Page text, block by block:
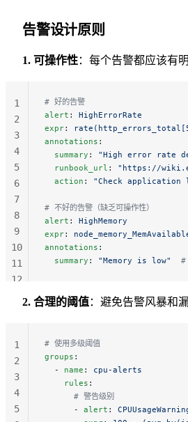
告警设计原则
1. 可操作性：每个告警都应该有
# 好的告警
alert : HighErrorRate
expr:
annotations :
  summary
: "High error rate
  runbook_url
: "https://
  action
: "Check
# 不好的告警（缺乏可操作性）
alert : HighMemory
expr:
annotations :
  summary
: "Memory is low"
#
1
2
3
4
5
6
7
8
9
10
11
12
2. 合理的阈值：避免告警风暴和
# 使用多级阈值
groups :
  -
name : cpu-alerts
    rules
:
      # 警告级别
      -
alert :
1
2
3
4
5